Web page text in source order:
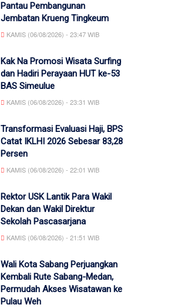
Pantau Pembangunan
Jembatan Krueng Tingkeum
KAMIS (06/08/2026) - 23:47 WIB
Kak Na Promosi Wisata Surfing
dan Hadiri Perayaan HUT ke-53
BAS Simeulue
KAMIS (06/08/2026) - 23:31 WIB
Transformasi Evaluasi Haji, BPS
Catat IKLHI 2026 Sebesar 83,28
Persen
KAMIS (06/08/2026) - 22:01 WIB
Rektor USK Lantik Para Wakil
Dekan dan Wakil Direktur
Sekolah Pascasarjana
KAMIS (06/08/2026) - 21:51 WIB
Wali Kota Sabang Perjuangkan
Kembali Rute Sabang-Medan,
Permudah Akses Wisatawan ke
Pulau Weh